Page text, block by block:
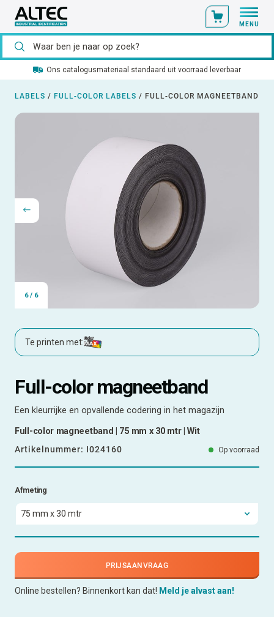
MENU
Ons catalogusmateriaal standaard uit voorraad leverbaar
LABELS / FULL-COLOR LABELS / FULL-COLOR MAGNEETBAND
6/ 6
Te printen met:
Full-color magneetband
Een kleurrijke en opvallende codering in het magazijn
Full-color magneetband | 75 mm x 30 mtr | Wit
Artikelnummer: I024160 Op voorraad
Afmeting
PRIJSAANVRAAG
Online bestellen? Binnenkort kan dat! Meld je alvast aan!